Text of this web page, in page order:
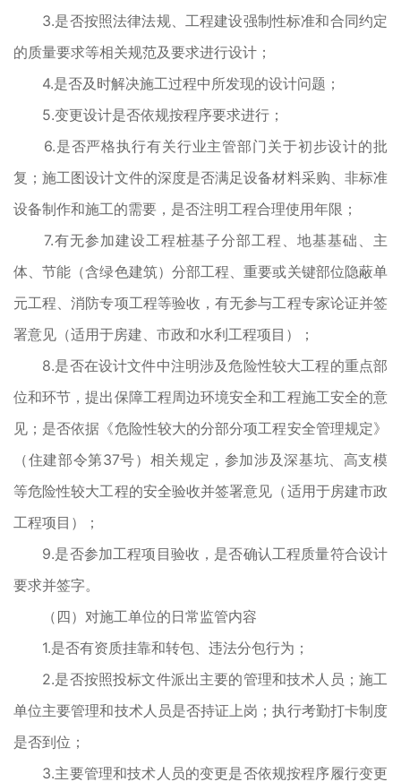
3.是否按照法律法规、工程建设强制性标准和合同约定
的质量要求等相关规范及要求进行设计；
4.是否及时解决施工过程中所发现的设计问题；
5.变更设计是否依规按程序要求进行；
6.是否严格执行有关行业主管部门关于初步设计的批
复；施工图设计文件的深度是否满足设备材料采购、非标准
设备制作和施工的需要，是否注明工程合理使用年限；
7.有无参加建设工程桩基子分部工程、地基基础、主
体、节能（含绿色建筑）分部工程、重要或关键部位隐蔽单
元工程、消防专项工程等验收，有无参与工程专家论证并签
署意见（适用于房建、市政和水利工程项目）；
8.是否在设计文件中注明涉及危险性较大工程的重点部
位和环节，提出保障工程周边环境安全和工程施工安全的意
见；是否依据《危险性较大的分部分项工程安全管理规定》
（住建部令第37号）相关规定，参加涉及深基坑、高支模
等危险性较大工程的安全验收并签署意见（适用于房建市政
工程项目）；
9.是否参加工程项目验收，是否确认工程质量符合设计
要求并签字。
（四）对施工单位的日常监管内容
1.是否有资质挂靠和转包、违法分包行为；
2.是否按照投标文件派出主要的管理和技术人员；施工
单位主要管理和技术人员是否持证上岗；执行考勤打卡制度
是否到位；
3.主要管理和技术人员的变更是否依规按程序履行变更